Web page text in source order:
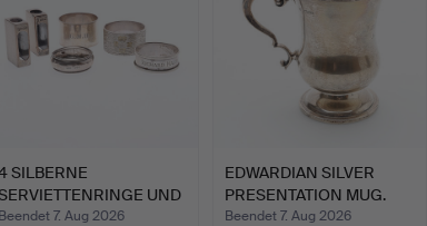
SILBERNE
UND
EIN PAAR ST…
Beendet 7. Aug 2026
EDWARDIAN SILVER
PRESENTATION MUG.
Beendet 7. Aug 2026